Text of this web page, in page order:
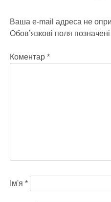
Ваша e-mail адреса не
Обов’язкові поля позначені
Коментар *
Ім'я *